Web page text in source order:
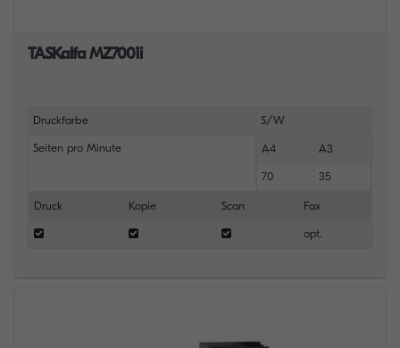
TASKalfa MZ7001i
Druckfarbe S/W
Seiten pro Minute A4 A3
70 35
Druck Kopie Scan Fax
opt.